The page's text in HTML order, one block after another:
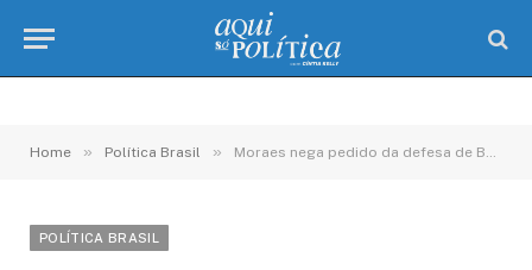
Home » Política Brasil » Moraes nega pedido da defesa de Bolsonaro e mantém prisão domiciliar
POLÍTICA BRASIL